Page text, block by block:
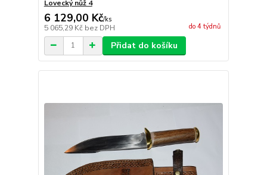
Lovecký nůž 4
6 129,00 Kč/ks
5 065,29 Kč bez DPH do 4 týdnů
Přidat do košíku